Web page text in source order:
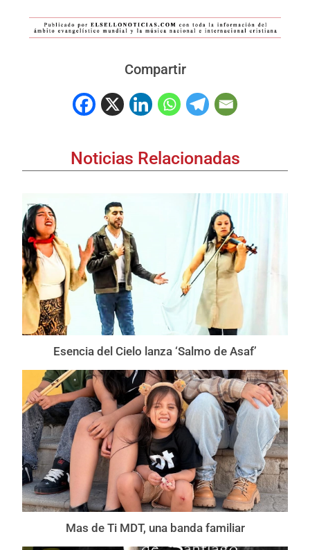
Compartir
Noticias Relacionadas
Esencia del Cielo lanza ‘Salmo de Asaf’
Mas de Ti MDT, una banda familiar